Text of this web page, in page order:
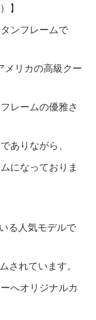
】
ンフレームで
メリカの高級クー
レームの優雅さ
ありながら、
になっておりま
る人気モデルで
されています。
へオリジナルカ